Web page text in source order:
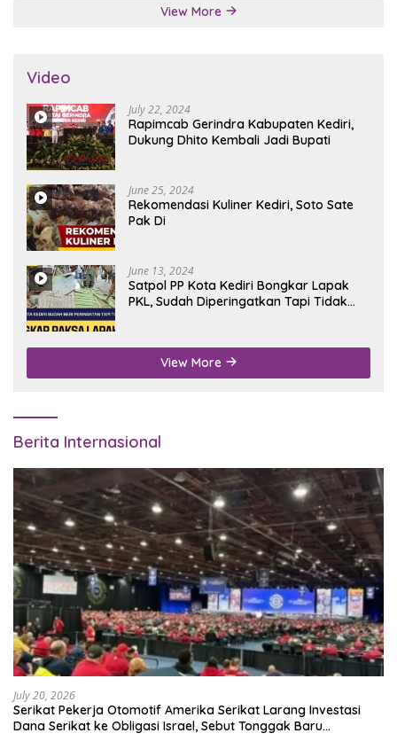
View More
Video
July 22, 2024
Rapimcab Gerindra Kabupaten Kediri,
Dukung Dhito Kembali Jadi Bupati
June 25, 2024
Rekomendasi Kuliner Kediri, Soto Sate
Pak Di
June 13, 2024
Satpol PP Kota Kediri Bongkar Lapak
PKL, Sudah Diperingatkan Tapi Tidak
View More
Berita Internasional
July 20, 2026
Serikat Pekerja Otomotif Amerika Serikat Larang Investasi
Dana Serikat ke Obligasi Israel, Sebut Tonggak Baru